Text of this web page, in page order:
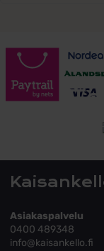
Asiakaspalvelu
0400 489348
info@kaisankello.fi